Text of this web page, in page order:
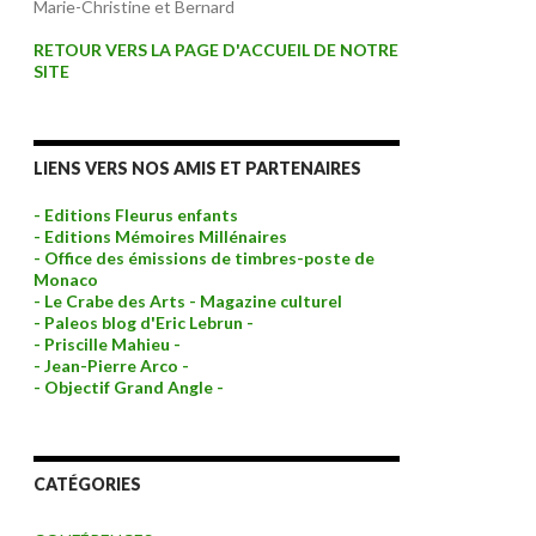
Marie-Christine et Bernard
RETOUR VERS LA PAGE D'ACCUEIL DE NOTRE
SITE
LIENS VERS NOS AMIS ET PARTENAIRES
- Editions Fleurus enfants
- Editions Mémoires Millénaires
- Office des émissions de timbres-poste de
Monaco
- Le Crabe des Arts - Magazine culturel
- Paleos blog d'Eric Lebrun -
- Priscille Mahieu -
- Jean-Pierre Arco -
- Objectif Grand Angle -
CATÉGORIES